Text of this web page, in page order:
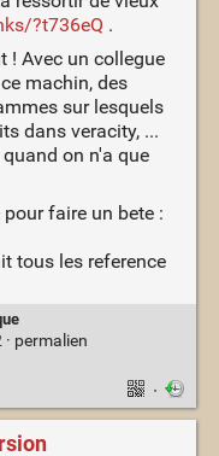
?t736eQ .
! Avec un collegue
machin, des
sur lesquels
dans veracity, ...
on n'a que
faire un bete :
tous les reference
permalien
·